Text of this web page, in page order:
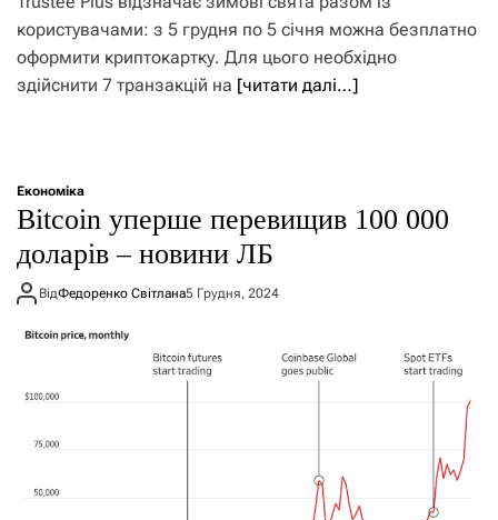
користувачами: з 5 грудня по 5 січня можна безплатно
оформити криптокартку. Для цього необхідно
здійснити 7 транзакцій на [читати далі…]
Економіка
Bitcoin уперше перевищив 100 000
доларів – новини ЛБ
ВідФедоренко Світлана5 Грудня, 2024